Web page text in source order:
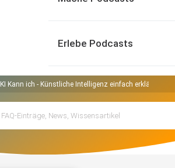
Erlebe Podcasts
KI Kann ich - Künstliche Intelligenz einfach erklärt